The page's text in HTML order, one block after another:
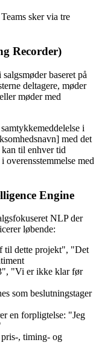
sker via tre
Recorder)
baseret på
deltagere, møder
møder med
i
med det
til enhver tid
overensstemmelse med
Engine
NLP der
løbende:
til dette projekt", "Det
"Vi er ikke klar før
som beslutningstager
en forpligtelse: "Jeg
, timing- og